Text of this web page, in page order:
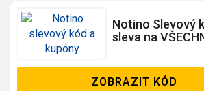
Notino Slevový
sleva na
ZOBRAZIT KÓD